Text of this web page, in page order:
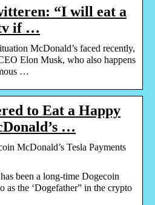
“I will eat a
tv if …
McDonald’s faced recently,
Elon Musk, who also happens
…
to Eat a Happy
…
McDonald’s Tesla Payments
been a long-time Dogecoin
as the ‘Dogefather” in the crypto